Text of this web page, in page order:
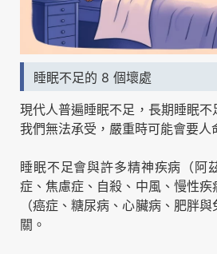
睡眠不足的 8 個壞處
現代人普遍睡眠不足，長期睡眠不
我們無法承受，嚴重時可能會要人
睡眠不足會與許多精神疾病（阿
症、焦慮症、自殺、中風、慢性疾
（癌症、糖尿病、心臟病、肥胖
關。